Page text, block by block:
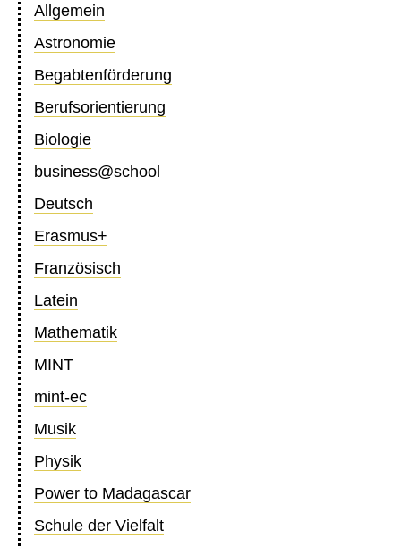
Allgemein
Astronomie
Begabtenförderung
Berufsorientierung
Biologie
business@school
Deutsch
Erasmus+
Französisch
Latein
Mathematik
MINT
mint-ec
Musik
Physik
Power to Madagascar
Schule der Vielfalt